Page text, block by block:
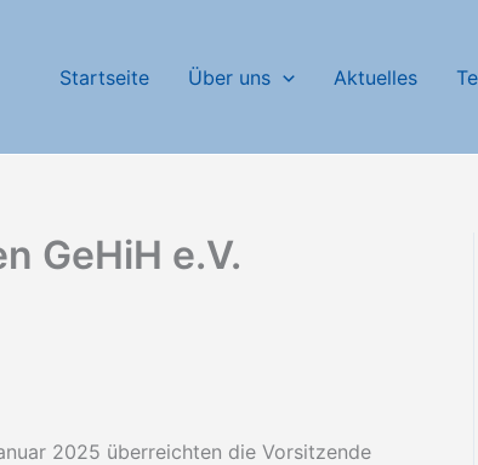
Startseite Über uns Aktuelles
GeHiH e.V.
2025 überreichten die Vorsitzende